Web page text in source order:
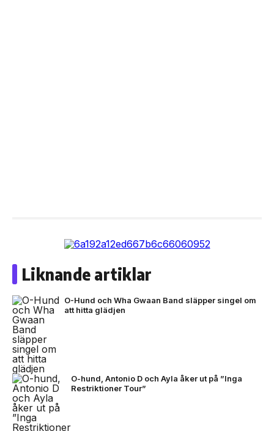
Liknande artiklar
O-Hund och Wha Gwaan Band släpper singel om
att hitta glädjen
O-hund, Antonio D och Ayla åker ut på ”Inga
Restriktioner Tour”